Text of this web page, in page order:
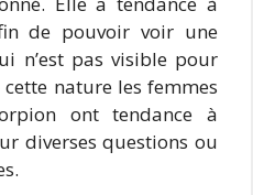
de pouvoir voir une
n’est pas visible pour
nature les femmes
ont tendance à
diverses questions ou